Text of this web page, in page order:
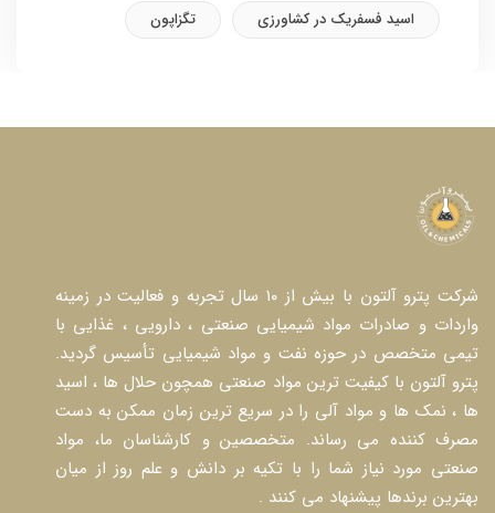
اسید فسفریک در کشاورزی
تگزاپون
شرکت پترو آلتون با بیش از ۱۰ سال تجربه و فعالیت در زمینه
واردات و صادرات مواد شیمیایی صنعتی ، دارویی ، غذایی با
تیمی متخصص در حوزه نفت و مواد شیمیایی تأسیس گردید.
پترو آلتون با کیفیت ترین مواد صنعتی همچون حلال ها ، اسید
ها ، نمک ها و مواد آلی را در سریع ترین زمان ممکن به دست
مصرف کننده می رساند. متخصصین و کارشناسان ما، مواد
صنعتی مورد نیاز شما را با تکیه بر دانش و علم روز از میان
بهترین برندها پیشنهاد می کنند .